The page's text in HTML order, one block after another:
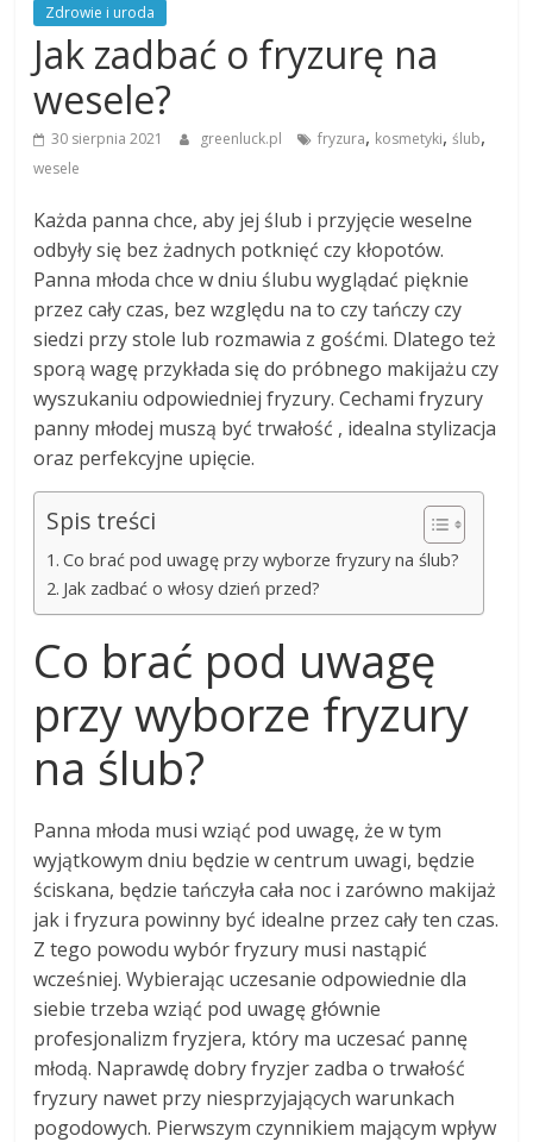
Zdrowie i uroda
Jak zadbać o fryzurę na
wesele?
30 sierpnia 2021 greenluck.pl fryzura, kosmetyki,ślub,
wesele
Każda panna chce, aby jej ślub i przyjęcie weselne
odbyły się bez żadnych potknięć czy kłopotów.
Panna młoda chce w dniu ślubu wyglądać pięknie
przez cały czas, bez względu na to czy tańczy czy
siedzi przy stole lub rozmawia z gośćmi. Dlatego też
sporą wagę przykłada się do próbnego makijażu czy
wyszukaniu odpowiedniej fryzury. Cechami fryzury
panny młodej muszą być trwałość , idealna stylizacja
oraz perfekcyjne upięcie.
Spis treści
Co brać pod uwagę przy wyborze fryzury na ślub?
Jak zadbać o włosy dzień przed?
Co brać pod uwagę
przy wyborze fryzury
na ślub?
Panna młoda musi wziąć pod uwagę, że w tym
wyjątkowym dniu będzie w centrum uwagi, będzie
ściskana, będzie tańczyła cała noc i zarówno makijaż
jak i fryzura powinny być idealne przez cały ten czas.
Z tego powodu wybór fryzury musi nastąpić
wcześniej. Wybierając uczesanie odpowiednie dla
siebie trzeba wziąć pod uwagę głównie
profesjonalizm fryzjera, który ma uczesać pannę
młodą. Naprawdę dobry fryzjer zadba o trwałość
fryzury nawet przy niesprzyjających warunkach
pogodowych. Pierwszym czynnikiem mającym wpływ